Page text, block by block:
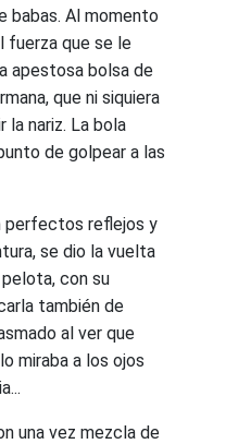
babas. Al momento
fuerza que se le
apestosa bolsa de
que ni siquiera
la nariz. La bola
de golpear a las
perfectos reflejos y
se dio la vuelta
con su
también de
al ver que
miraba a los ojos
una vez mezcla de